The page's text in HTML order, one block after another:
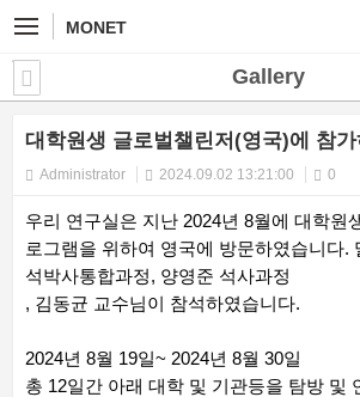
MONET
Gallery
대학원생 글로벌챌린저(영국)에 참
Administrator 2024.09.02 13:21:00 0
우리 연구실은 지난 2024년 8월에 대학원
로그램을 위하여 영국에 방문하였습니다.
석박사통합과정, 양영준 석사과정
, 김동균 교수님이 참석하였습니다.
2024년 8월 19일~ 2024년 8월 30일
총 12일간 아래 대학 및 기관등을 탐방 및